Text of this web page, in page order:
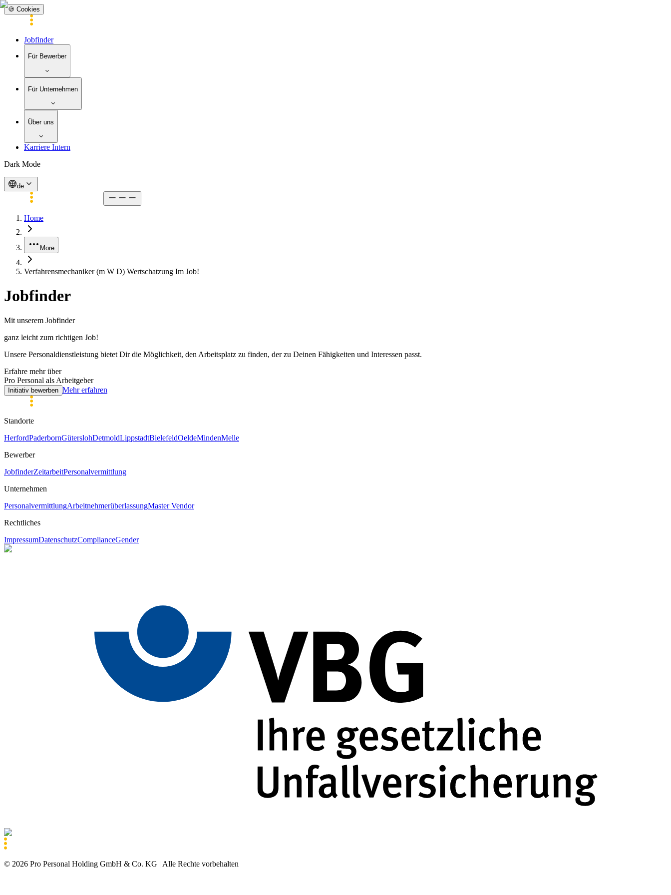
🍪 Cookies
Jobfinder
Für Bewerber
Für Unternehmen
Über uns
Karriere Intern
Dark Mode
de
Home
More
Verfahrensmechaniker (m W D) Wertschatzung Im Job!
Jobfinder
Mit unserem Jobfinder
ganz leicht zum richtigen Job!
Unsere Personaldienstleistung bietet Dir die Möglichkeit, den Arbeitsplatz zu finden, der zu Deinen Fähigkeiten und Interessen passt.
Erfahre mehr über
Pro Personal als Arbeitgeber
Initiativ bewerben Mehr erfahren
Standorte
HerfordPaderbornGüterslohDetmoldLippstadtBielefeldOeldeMindenMelle
Bewerber
JobfinderZeitarbeitPersonalvermittlung
Unternehmen
PersonalvermittlungArbeitnehmerüberlassungMaster Vendor
Rechtliches
ImpressumDatenschutzComplianceGender
© 2026 Pro Personal Holding GmbH & Co. KG | Alle Rechte vorbehalten